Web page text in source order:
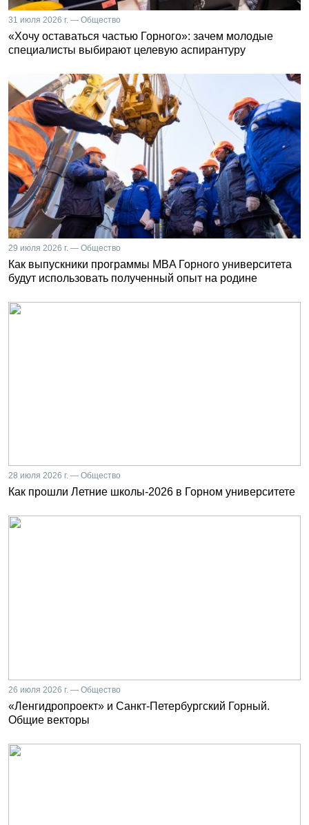
31 июля 2026 г. — Общество
«Хочу оставаться частью Горного»: зачем молодые
специалисты выбирают целевую аспирантуру
29 июля 2026 г. — Общество
Как выпускники программы MBA Горного университета
будут использовать полученный опыт на родине
28 июля 2026 г. — Общество
Как прошли Летние школы-2026 в Горном университете
26 июля 2026 г. — Общество
«Ленгидропроект» и Санкт-Петербургский Горный.
Общие векторы